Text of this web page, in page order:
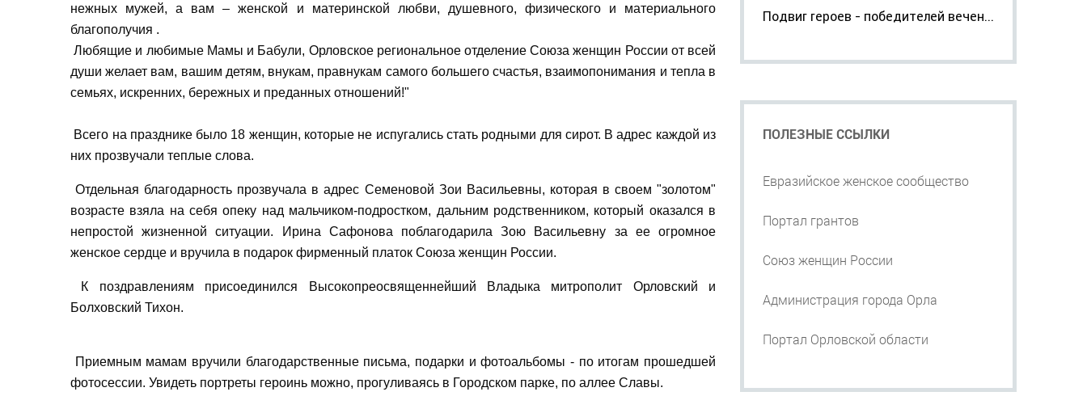
нежных мужей, а вам – женской и материнской любви, душевного, физического и материального
благополучия .
Любящие и любимые Мамы и Бабули, Орловское региональное отделение Союза женщин России от всей
души желает вам, вашим детям, внукам, правнукам самого большего счастья, взаимопонимания и тепла в
семьях, искренних, бережных и преданных отношений!"
Всего на празднике было 18 женщин, которые не испугались стать родными для сирот. В адрес каждой из
них прозвучали теплые слова.
Отдельная благодарность прозвучала в адрес Семеновой Зои Васильевны, которая в своем "золотом"
возрасте взяла на себя опеку над мальчиком-подростком, дальним родственником, который оказался в
непростой жизненной ситуации. Ирина Сафонова поблагодарила Зою Васильевну за ее огромное
женское сердце и вручила в подарок фирменный платок Союза женщин России.
К поздравлениям присоединился Высокопреосвященнейший Владыка митрополит Орловский и
Болховский Тихон.
Приемным мамам вручили благодарственные письма, подарки и фотоальбомы - по итогам прошедшей
фотосессии. Увидеть портреты героинь можно, прогуливаясь в Городском парке, по аллее Славы.
Подвиг героев - победителей вечен...
ПОЛЕЗНЫЕ ССЫЛКИ
Евразийское женское сообщество
Портал грантов
Союз женщин России
Администрация города Орла
Портал Орловской области